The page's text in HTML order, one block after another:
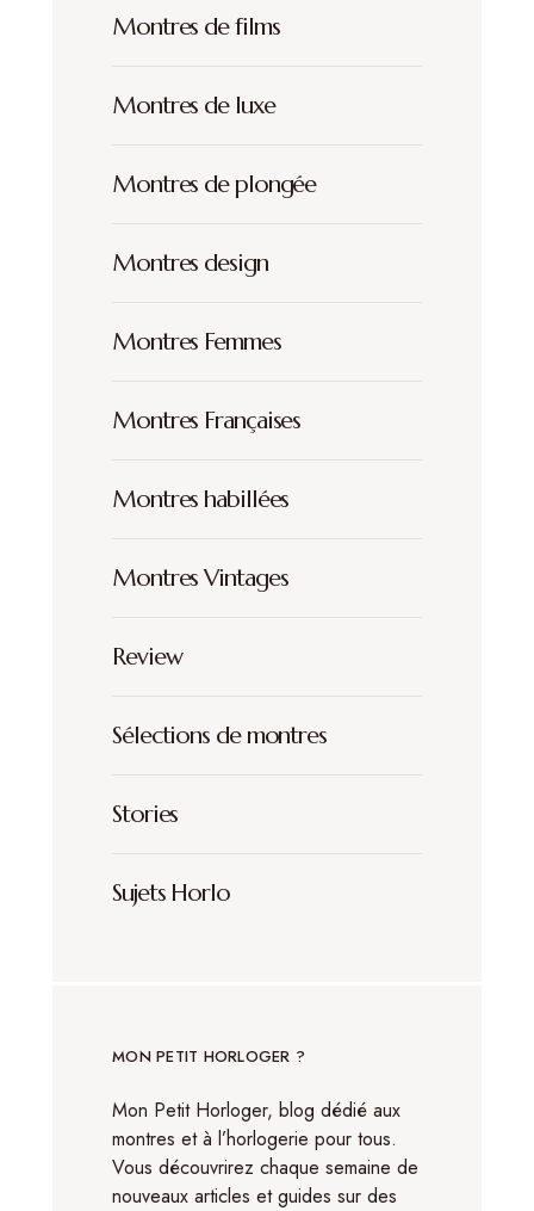
Montres de films
Montres de luxe
Montres de plongée
Montres design
Montres Femmes
Montres Françaises
Montres habillées
Montres Vintages
Review
Sélections de montres
Stories
Sujets Horlo
MON PETIT HORLOGER ?
Mon Petit Horloger, blog dédié aux
montres et à l’horlogerie pour tous.
Vous découvrirez chaque semaine de
nouveaux articles et guides sur des